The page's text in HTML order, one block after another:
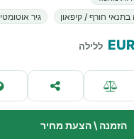
חורף / קיפאון
גיר אוטומטי
ללילה
הזמנה \ הצעת מחיר